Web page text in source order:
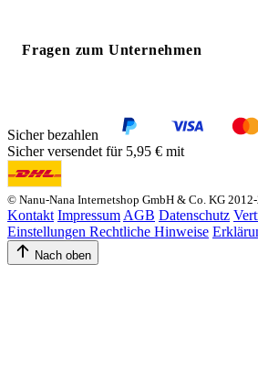
Fragen zum Unternehmen
Sicher bezahlen
Sicher versendet für 5,95 € mit
© Nanu-Nana Internetshop GmbH & Co. KG
Kontakt Impressum AGB Datenschutz
Einstellungen Rechtliche Hinweise
Nach oben